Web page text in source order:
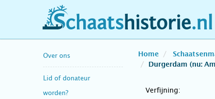
schaatshistorie.nl
Over ons
Lid of donateur
worden?
Home
Durgerdam (nu:
Verfijning: